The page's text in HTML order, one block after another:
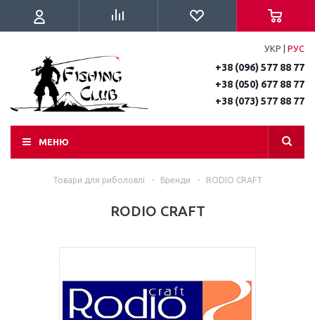
УКР РУС
+38 (096) 577 88 77
+38 (050) 677 88 77
+38 (073) 577 88 77
МЕНЮ
Товари для риболовлі - Бренди - RODIO CRAFT
RODIO CRAFT